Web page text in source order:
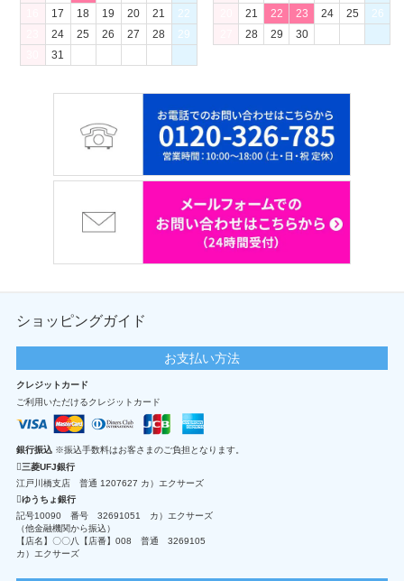
17 18 19 20 21
22
24 25 26 27 28
29
31
21 22 23 24 25
26
28 29 30
ショッピングガイド
お支払い方法
クレジットカード
ご利用いただけるクレジットカード
銀行振込 ※振込手数料はお客さまのご負担となります。
三菱UFJ銀行
江戸川橋支店 普通 1207627 カ）エクサーズ
ゆうちょ銀行
記号10090 番号 32691051 カ）エクサーズ
（他金融機関から振込）
【店名】〇〇八【店番】008 普通 3269105
カ）エクサーズ